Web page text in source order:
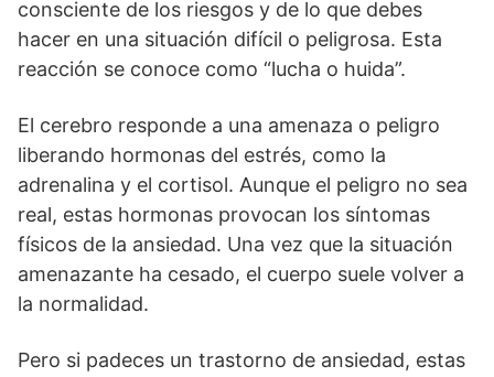
consciente de los riesgos y de lo que debes
hacer en una situación difícil o peligrosa. Esta
reacción se conoce como “lucha o huida”.
El cerebro responde a una amenaza o peligro
liberando hormonas del estrés, como la
adrenalina y el cortisol. Aunque el peligro no sea
real, estas hormonas provocan los síntomas
físicos de la ansiedad. Una vez que la situación
amenazante ha cesado, el cuerpo suele volver a
la normalidad.
Pero si padeces un trastorno de ansiedad, estas